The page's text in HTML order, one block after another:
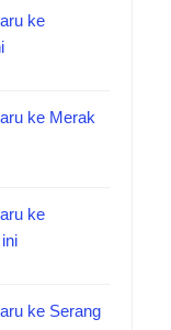
ke
ke Merak
ke
ke Serang